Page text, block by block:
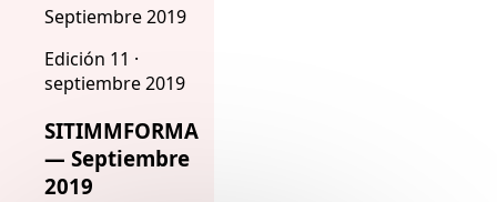
Septiembre 2019
Edición 11 ·
septiembre 2019
SITIMMFORMA
— Septiembre
2019